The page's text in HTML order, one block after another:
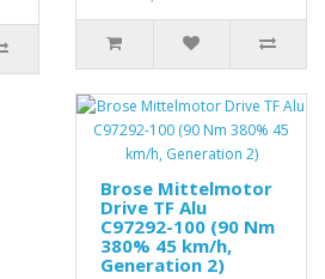
Brose Mittelmotor
Drive TF Alu
C97292-100 (90 Nm
380% 45 km/h,
Generation 2)